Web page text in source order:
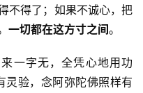
不得了；如果不诚心，把
一切都在这方寸之间。
一字无，全凭心地用功
灵验，念阿弥陀佛照样有